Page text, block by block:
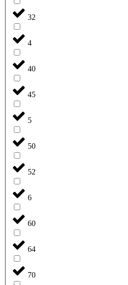
32
4
40
45
5
50
52
6
60
64
70